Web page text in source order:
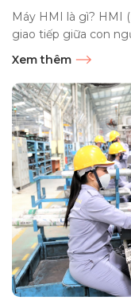
Máy HMI là gì? HMI
giao tiếp giữa con
khiển tự động....
Xem thêm